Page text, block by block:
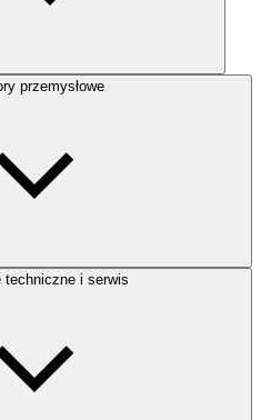
przemysłowe
techniczne i serwis